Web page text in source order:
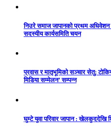
निउरे समाज जापानको प्रथम अधिवेशन
सदस्यीय कार्यसमिति चयन
प्रवास र मातृभूमिको सञ्चार सेतु:
मिडिया सम्मेलन’ सम्पन्न
घुम्टे युवा परिवार जापान : खेलकुददेखि